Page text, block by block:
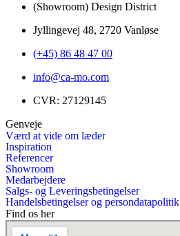
(Showroom) Design District
Jyllingevej 48, 2720 Vanløse
(+45) 86 48 47 00
info@ca-mo.com
CVR: 27129145
Genveje
Værd at vide om læder
Inspiration
Referencer
Showroom
Medarbejdere
Salgs- og Leveringsbetingelser
Handelsbetingelser og persondatapolitik
Find os her